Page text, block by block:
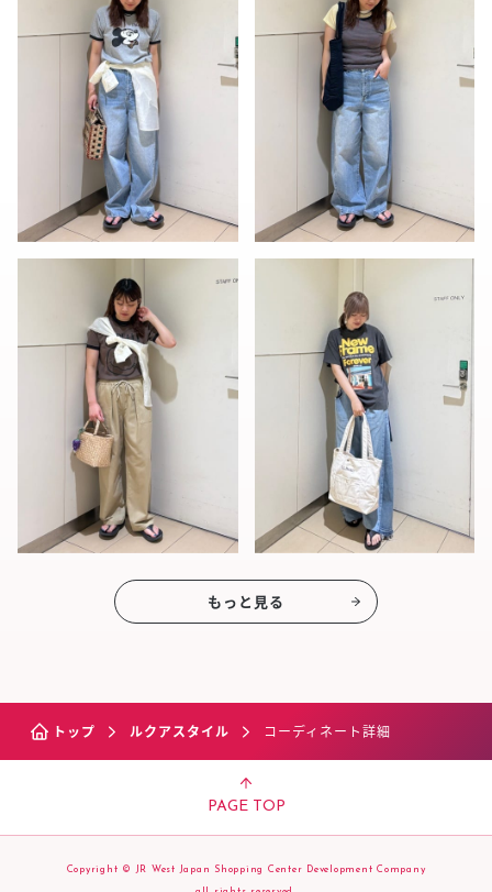
もっと見る
トップ ルクアスタイル コーディネート詳細
PAGE TOP
Copyright © JR West Japan Shopping Center Development Company